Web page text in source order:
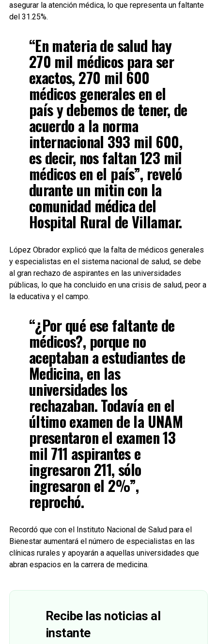
asegurar la atención médica, lo que representa un faltante
del 31.25%.
“En materia de salud hay
270 mil médicos para ser
exactos, 270 mil 600
médicos generales en el
país y debemos de tener, de
acuerdo a la norma
internacional 393 mil 600,
es decir, nos faltan 123 mil
médicos en el país”, reveló
durante un mitin con la
comunidad médica del
Hospital Rural de Villamar.
López Obrador explicó que la falta de médicos generales
y especialistas en el sistema nacional de salud, se debe
al gran rechazo de aspirantes en las universidades
públicas, lo que ha concluido en una crisis de salud, peor a
la educativa y el campo.
“¿Por qué ese faltante de
médicos?, porque no
aceptaban a estudiantes de
Medicina, en las
universidades los
rechazaban. Todavía en el
último examen de la UNAM
presentaron el examen 13
mil 711 aspirantes e
ingresaron 211, sólo
ingresaron el 2%”,
reprochó.
Recordó que con el Instituto Nacional de Salud para el
Bienestar aumentará el número de especialistas en las
clínicas rurales y apoyarán a aquellas universidades que
abran espacios en la carrera de medicina.
Recibe las noticias al
instante